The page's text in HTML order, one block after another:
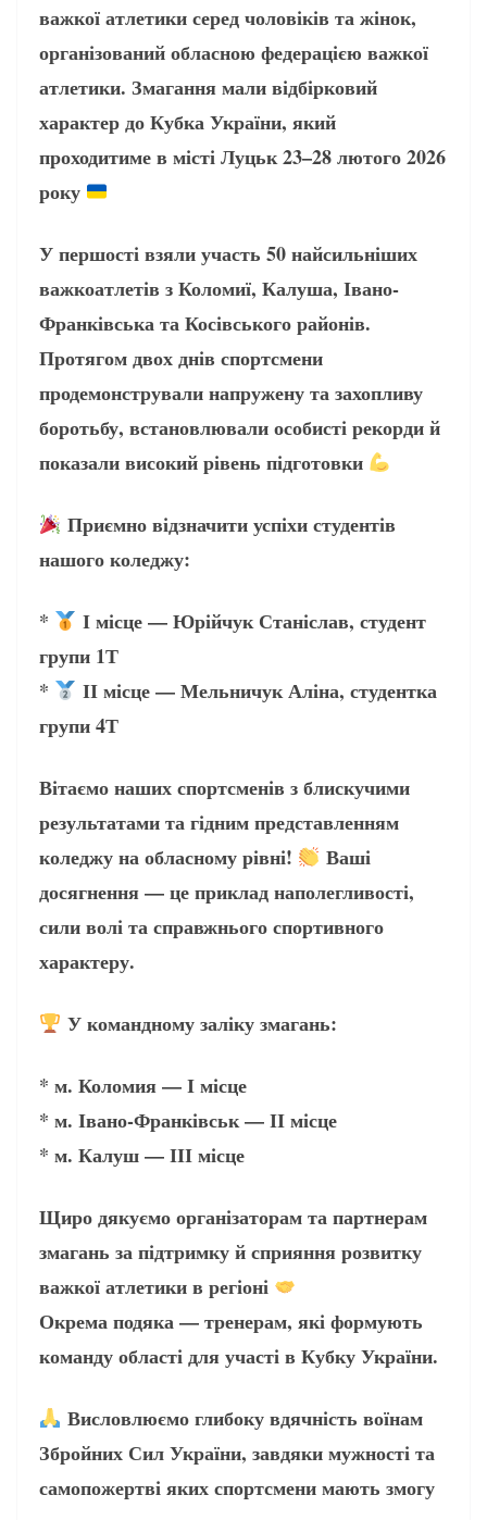
важкої атлетики серед чоловіків та жінок,
організований обласною федерацією важкої
атлетики. Змагання мали відбірковий
характер до Кубка України, який
проходитиме в місті Луцьк 23–28 лютого 2026
року
У першості взяли участь 50 найсильніших
важкоатлетів з Коломиї, Калуша, Івано-
Франківська та Косівського районів.
Протягом двох днів спортсмени
продемонстрували напружену та захопливу
боротьбу, встановлювали особисті рекорди й
показали високий рівень підготовки
Приємно відзначити успіхи студентів
нашого коледжу:
*
І місце — Юрійчук Станіслав, студент
групи 1Т
*
ІІ місце — Мельничук Аліна, студентка
групи 4Т
Вітаємо наших спортсменів з блискучими
результатами та гідним представленням
коледжу на обласному рівні!
Ваші
досягнення — це приклад наполегливості,
сили волі та справжнього спортивного
характеру.
У командному заліку змагань:
* м. Коломия — І місце
* м. Івано-Франківськ — ІІ місце
* м. Калуш — ІІІ місце
Щиро дякуємо організаторам та партнерам
змагань за підтримку й сприяння розвитку
важкої атлетики в регіоні
Окрема подяка — тренерам, які формують
команду області для участі в Кубку України.
Висловлюємо глибоку вдячність воїнам
Збройних Сил України, завдяки мужності та
самопожертві яких спортсмени мають змогу